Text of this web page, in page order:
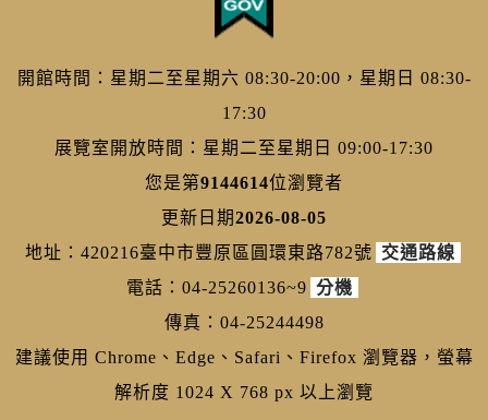
開館時間：星期二至星期六 08:30-20:00，星期日 08:30-
17:30
展覽室開放時間：星期二至星期日 09:00-17:30
您是第9144614位瀏覽者
更新日期2026-08-05
地址：420216臺中市豐原區圓環東路782號 交通路線
電話：04-25260136~9 分機
傳真：04-25244498
建議使用 Chrome、Edge、Safari、Firefox 瀏覽器，螢幕
解析度 1024 X 768 px 以上瀏覽